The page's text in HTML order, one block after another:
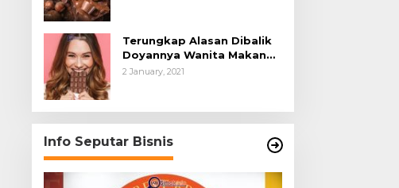
Terungkap Alasan Dibalik
Doyannya Wanita Makan
Cokelat
2 January, 2021
Info Seputar Bisnis